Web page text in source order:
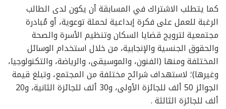
كما يتطلب الاشتراك في المسابقة أن يكون لدى الطالب
الرغبة للعمل على فكرة إبداعية لحملة توعوية، أو مُبادرة
مجتمعية لترويج قضايا السكان وتنظيم الأسرة والصحة
والحقوق الجنسية والإنجابية، من خلال استخدام الوسائل
المختلفة ومنها (الفنون، والموسيقى، والرياضة، والتكنولوجيا،
وغيرها)؛ لاستهداف شرائح مختلفة من المجتمع، وتبلغ قيمة
الجوائز 50 ألف للجائزة الأولى، و30 ألف للجائزة الثانية، و20
ألف للجائزة الثالثة .